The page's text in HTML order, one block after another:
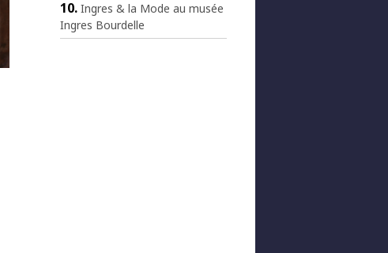
Ingres & la Mode au musée
Ingres Bourdelle